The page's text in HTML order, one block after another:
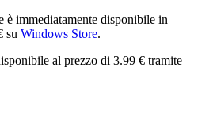
immediatamente disponibile in
su Windows Store.
al prezzo di 3.99 € tramite